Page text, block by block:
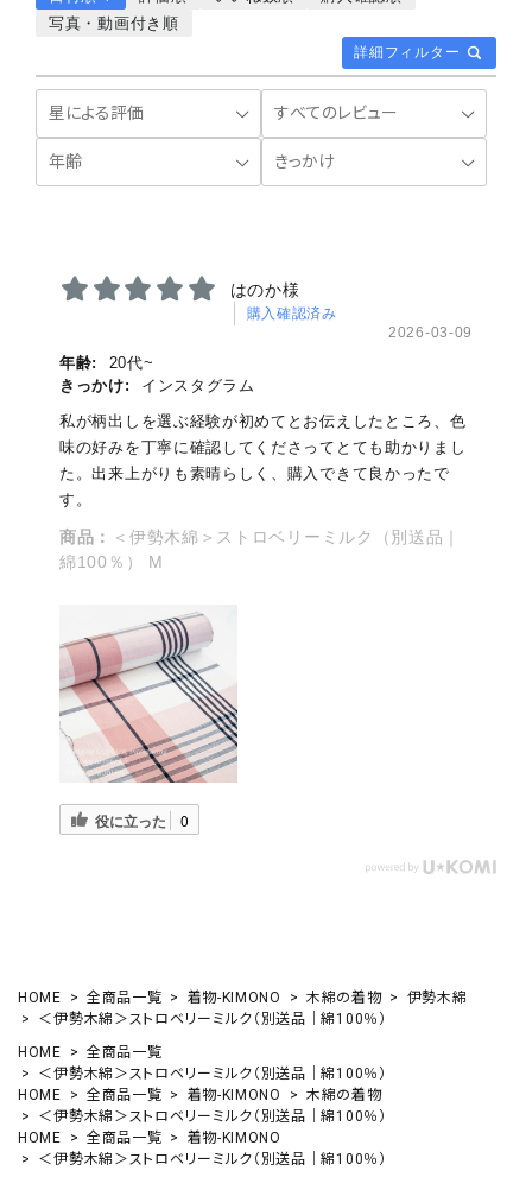
詳細フィルター
写真・動画付き順
はのか様
購入確認済み
2026-03-09
年齢:
20代~
きっかけ:
インスタグラム
私が柄出しを選ぶ経験が初めてとお伝えしたところ、色
味の好みを丁寧に確認してくださってとても助かりまし
た。出来上がりも素晴らしく、購入できて良かったで
す。
商品：
＜伊勢木綿＞ストロベリーミルク（別送品｜
綿100％） M
役に立った 0
HOME 全商品一覧 着物-KIMONO 木綿の着物
伊勢木綿
＜伊勢木綿＞ストロベリーミルク（別送品｜綿100％）
HOME
全商品一覧
＜伊勢木綿＞ストロベリーミルク（別送品｜綿100％）
HOME
全商品一覧 着物-KIMONO
木綿の着物
＜伊勢木綿＞ストロベリーミルク（別送品｜綿100％）
HOME
全商品一覧
着物-KIMONO
＜伊勢木綿＞ストロベリーミルク（別送品｜綿100％）